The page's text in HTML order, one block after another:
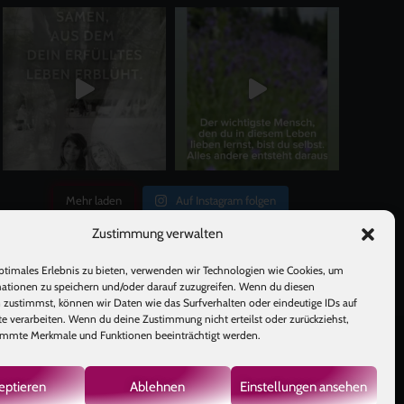
Zustimmung verwalten
Erlebnis zu bieten, verwenden wir Technologien wie Cookies, um
zu speichern und/oder darauf zuzugreifen. Wenn du diesen
zustimmst, können wir Daten wie das Surfverhalten oder eindeutige IDs auf
verarbeiten. Wenn du deine Zustimmung nicht erteilst oder zurückziehst,
Merkmale und Funktionen beeinträchtigt werden.
Ablehnen Einstellungen ansehen
Mehr laden Auf Instagram folgen
|